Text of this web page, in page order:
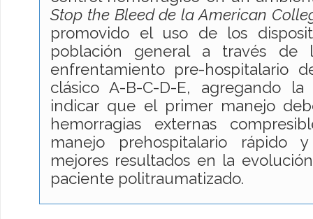
Stop the Bleed de la American
promovido el uso de los
población general a través de
enfrentamiento pre-hospitalario
clásico A-B-C-D-E, agregando
indicar que el primer manejo
hemorragias externas
manejo prehospitalario rápido
mejores resultados en la
paciente politraumatizado.